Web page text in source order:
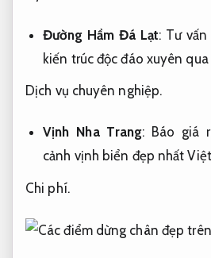
Đường Hầm Đá Lạt: Tư
kiến trúc độc đáo xuyên
Dịch vụ chuyên nghiệp.
Vịnh Nha Trang: Báo giá
cảnh vịnh biển đẹp nhất
Chi phí.